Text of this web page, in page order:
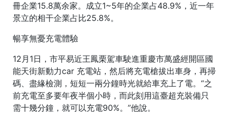
冊企業15.8萬余家。成立1~5年的企業占48.9%，近一年
景立的相干企業占比25.8%。
暢享無憂充電體驗
12月1日，市平易近王鳳栗駕車駛進重慶市萬盛經開區國
能天街新動力car 充電站，然后將充電槍拔出車身，再掃
碼、盡緣檢測，短短一兩分鐘時光就給車充上了電。“之
前充電至多要年夜半個小時，而此刻用這臺超充裝備只
需十幾分鐘，就可以充電90%。”他說。